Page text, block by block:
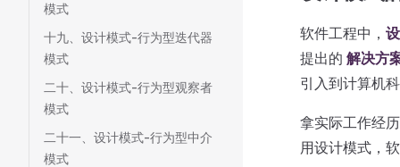
模式
十九、设计模式-行为型迭代器
模式
二十、设计模式-行为型观察者
模式
二十一、设计模式-行为型中介
模式
软件工程中，
提出的 解决方
引入到计算机
拿实际工作经
用设计模式，